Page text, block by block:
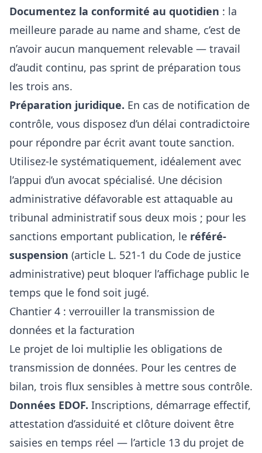
Documentez la conformité au quotidien : la
meilleure parade au name and shame, c’est de
n’avoir aucun manquement relevable — travail
d’audit continu, pas sprint de préparation tous
les trois ans.
Préparation juridique. En cas de notification de
contrôle, vous disposez d’un délai contradictoire
pour répondre par écrit avant toute sanction.
Utilisez-le systématiquement, idéalement avec
l’appui d’un avocat spécialisé. Une décision
administrative défavorable est attaquable au
tribunal administratif sous deux mois ; pour les
sanctions emportant publication, le référé-
suspension (article L. 521-1 du Code de justice
administrative) peut bloquer l’affichage public le
temps que le fond soit jugé.
Chantier 4 : verrouiller la transmission de
données et la facturation
Le projet de loi multiplie les obligations de
transmission de données. Pour les centres de
bilan, trois flux sensibles à mettre sous contrôle.
Données EDOF. Inscriptions, démarrage effectif,
attestation d’assiduité et clôture doivent être
saisies en temps réel — l’article 13 du projet de